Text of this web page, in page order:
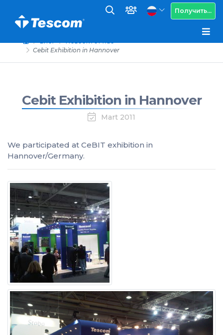
Получить...
Блог
Новости от нас
Cebit Exhibition in Hannover
Cebit Exhibition in Hannover
Mart 2011
We participated at CeBIT exhibition in
Hannover/Germany.